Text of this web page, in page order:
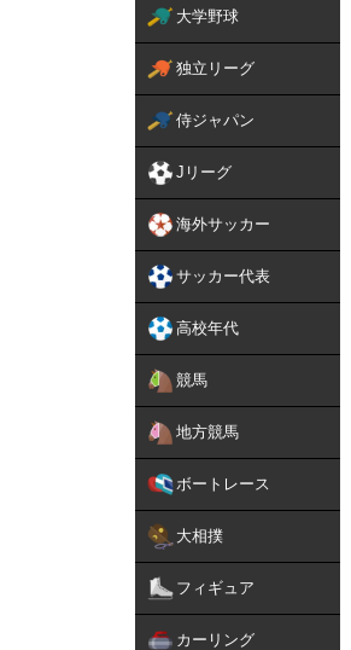
大学野球
独立リーグ
侍ジャパン
Jリーグ
海外サッカー
サッカー代表
高校年代
競馬
地方競馬
ボートレース
大相撲
フィギュア
カーリング